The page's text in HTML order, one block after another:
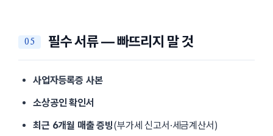
필수 서류 — 빠뜨리지 말 것
사업자등록증 사본
소상공인 확인서
최근 6개월 매출 증빙(부가세 신고서·세금계산서)